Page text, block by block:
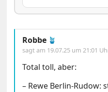
Robbe 🪴
sagt am 19.07.25 um 21:01
Total toll, aber:
– Rewe Berlin-Rudow: